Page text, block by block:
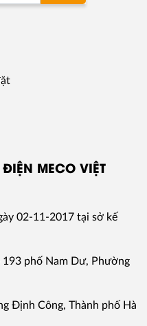
MECO VIỆT
02-11-2017 tại sở kế
193 phố Nam Dư, Phường
Định Công, Thành phố Hà